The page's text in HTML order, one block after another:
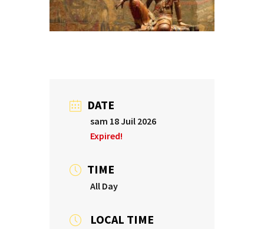
DATE
sam 18 Juil 2026
Expired!
TIME
All Day
LOCAL TIME